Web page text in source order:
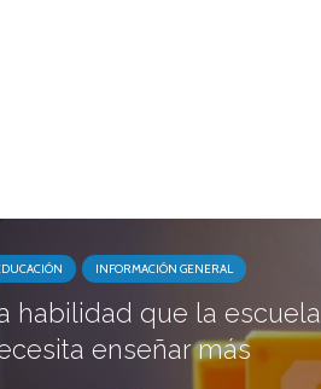
INFORMACIÓN GENERAL
habilidad que la escuela
enseñar más